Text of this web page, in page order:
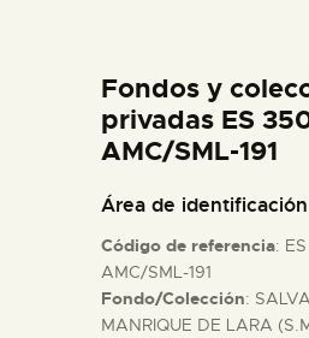
ESPAÑOL
PREPARAR LA
█
Fondos y
privadas ES
AMC/SML-191
Área de identificación
Código de referencia:
AMC/SML-191
Fondo/Colección:
MANRIQUE DE LARA